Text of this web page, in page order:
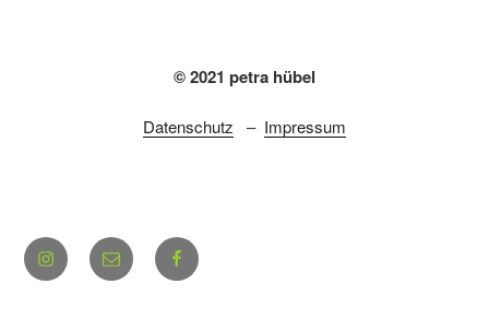
© 2021 petra hübel
Datenschutz – Impressum
InstagramE-
Mail
Facebook